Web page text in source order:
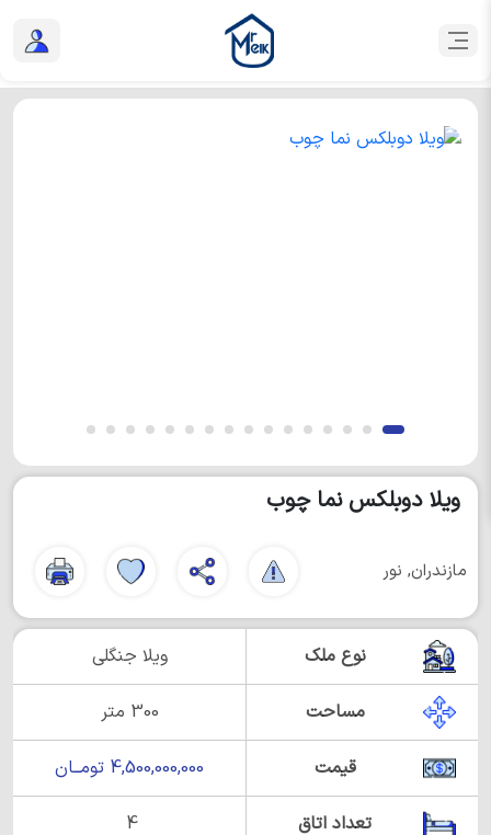
ویلا دوبلکس نما چوب
مازندران, نور
نوع ملک ویلا جنگلی
مساحت 300 متر
قیمت 4,500,000,000 تومــان
تعداد اتاق 4